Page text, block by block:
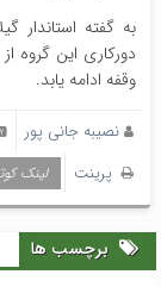
به گفته استاندار
دورکاری این گروه
وقفه ادامه یابد.
نصیبه جانی پور
پرینت
لینک
برچسب ها